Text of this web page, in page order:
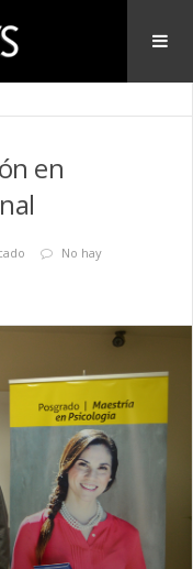
en
No hay